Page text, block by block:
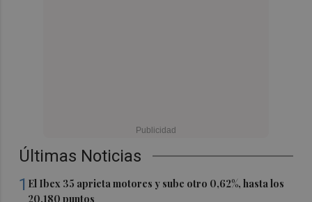
Últimas Noticias
1 El Ibex 35 aprieta motores y sube otro 0,62%, hasta los
20.180 puntos